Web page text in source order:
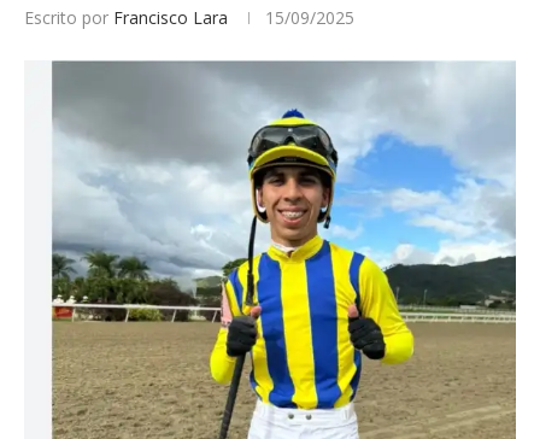
Escrito por Francisco Lara 15/09/2025